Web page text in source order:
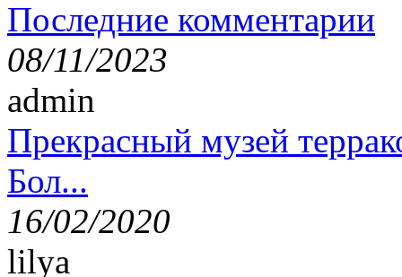
Последние комментарии
08/11/2023
admin
Прекрасный музей
Бол...
16/02/2020
lilya